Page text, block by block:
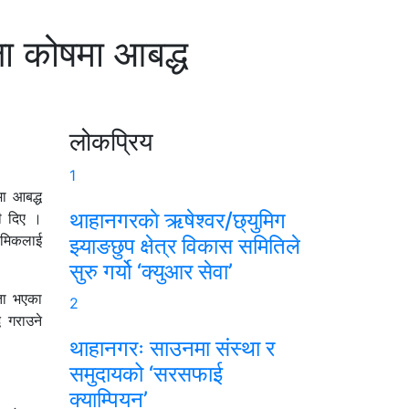
कोषमा आबद्ध
आबद्ध
दिए ।
भएका
गराउने
लोकप्रिय
1
थाहानगरकाे ऋषेश्वर/छ्युमिग
झ्याङछुप क्षेत्र विकास समितिले
सुरु गर्यो ‘क्युआर सेवा’
2
थाहानगरः साउनमा संस्था र
समुदायको ‘सरसफाई
क्याम्पियन’